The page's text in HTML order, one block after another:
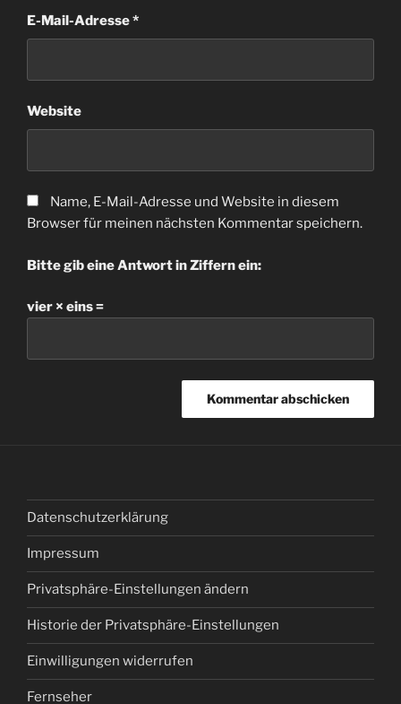
E-Mail-Adresse*
Website
Name, E-Mail-Adresse und Website in diesem
Browser für meinen nächsten Kommentar speichern.
Bitte gib eine Antwort in Ziffern ein:
vier × eins =
Datenschutzerklärung
Impressum
Privatsphäre-Einstellungen ändern
Historie der Privatsphäre-Einstellungen
Einwilligungen widerrufen
Fernseher